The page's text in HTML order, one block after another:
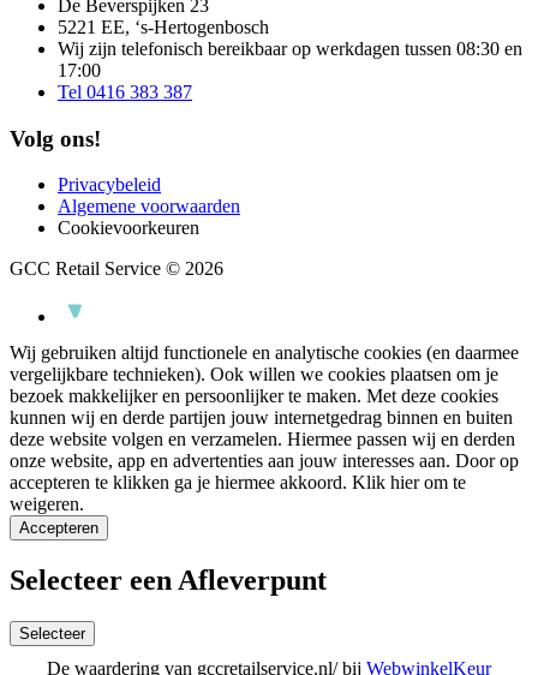
De Beverspijken 23
5221 EE, ‘s-Hertogenbosch
Wij zijn telefonisch bereikbaar op werkdagen tussen 08:30 en
17:00
Tel 0416 383 387
Volg ons!
Privacybeleid
Algemene voorwaarden
Cookievoorkeuren
GCC Retail Service © 2026
Wij gebruiken altijd functionele en analytische cookies (en daarmee
vergelijkbare technieken). Ook willen we cookies plaatsen om je
bezoek makkelijker en persoonlijker te maken. Met deze cookies
kunnen wij en derde partijen jouw internetgedrag binnen en buiten
deze website volgen en verzamelen. Hiermee passen wij en derden
onze website, app en advertenties aan jouw interesses aan. Door op
accepteren te klikken ga je hiermee akkoord. Klik hier om te
weigeren.
Accepteren
Selecteer een Afleverpunt
Selecteer
De waardering van gccretailservice.nl/ bij WebwinkelKeur